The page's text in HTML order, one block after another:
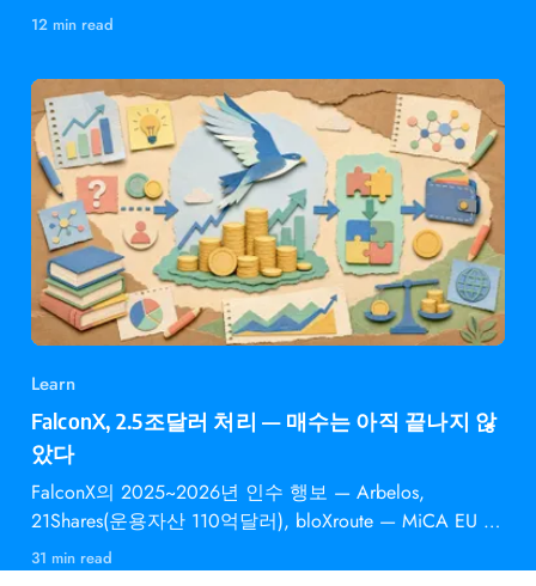
결했다.
12 min read
Learn
FalconX, 2.5조달러 처리 — 매수는 아직 끝나지 않
았다
FalconX의 2025~2026년 인수 행보 — Arbelos,
21Shares(운용자산 110억달러), bloXroute — MiCA EU 승
인과 의미
31 min read